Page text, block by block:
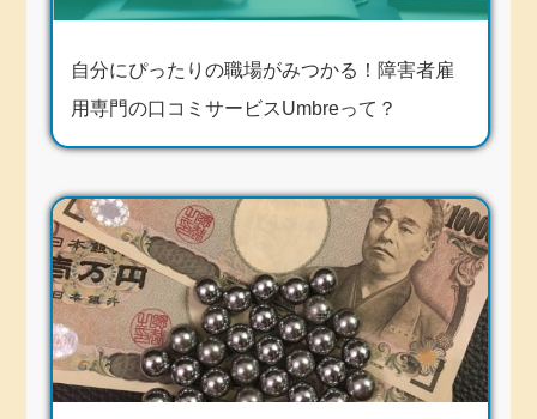
自分にぴったりの職場がみつかる！障害者雇
用専門の口コミサービスUmbreって？